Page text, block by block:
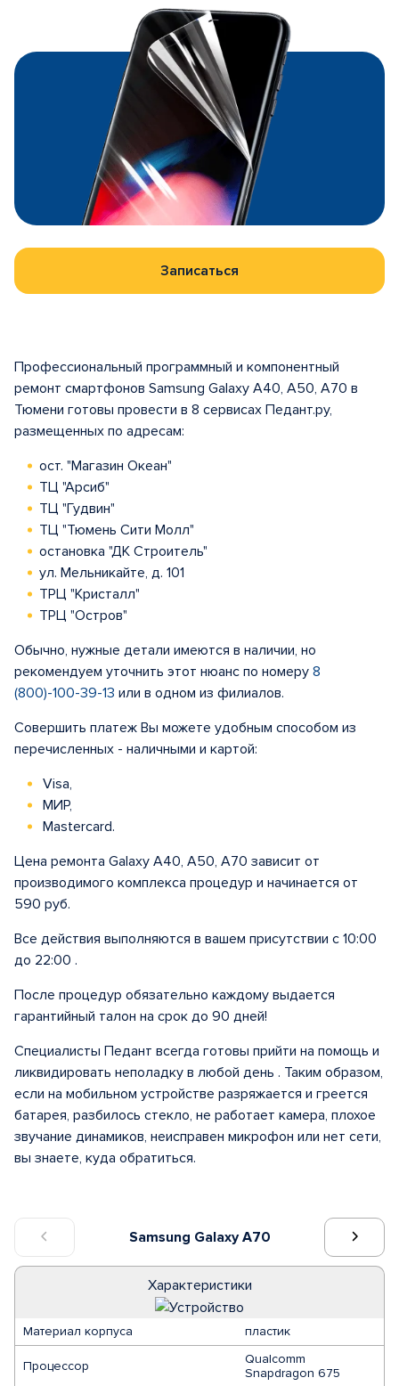
Записаться
Samsung Galaxy A70
Характеристики
Материал корпуса пластик
Процессор
Qualcomm
Snapdragon 675
Профессиональный программный и компонентный
ремонт смартфонов Samsung Galaxy A40, A50, A70 в
Тюмени готовы провести в 8 сервисах Педант.ру,
размещенных по адресам:
ост. "Магазин Океан"
ТЦ "Арсиб"
ТЦ "Гудвин"
ТЦ "Тюмень Сити Молл"
остановка "ДК Строитель"
ул. Мельникайте, д. 101
ТРЦ "Кристалл"
ТРЦ "Остров"
Обычно, нужные детали имеются в наличии, но
рекомендуем уточнить этот нюанс по номеру 8
(800)-100-39-13 или в одном из филиалов.
Совершить платеж Вы можете удобным способом из
перечисленных - наличными и картой:
Visa,
МИР,
Mastercard.
Цена ремонта Galaxy A40, A50, A70 зависит от
производимого комплекса процедур и начинается от
590 руб.
Все действия выполняются в вашем присутствии с 10:00
до 22:00 .
После процедур обязательно каждому выдается
гарантийный талон на срок до 90 дней!
Специалисты Педант всегда готовы прийти на помощь и
ликвидировать неполадку в любой день . Таким образом,
если на мобильном устройстве разряжается и греется
батарея, разбилось стекло, не работает камера, плохое
звучание динамиков, неисправен микрофон или нет сети,
вы знаете, куда обратиться.